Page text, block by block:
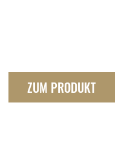
ZUM PRODUKT